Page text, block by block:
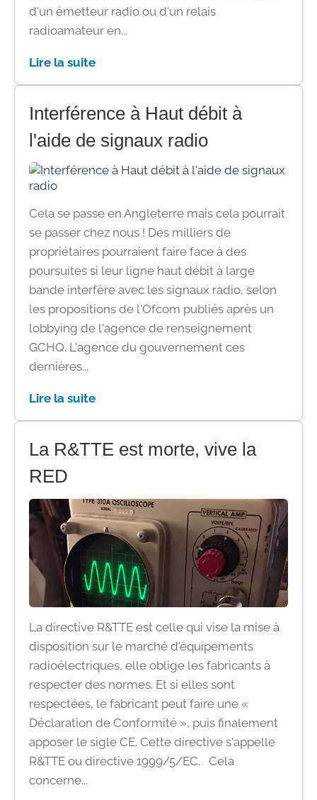
d'un émetteur radio ou d'un relais
radioamateur en...
Lire la suite
Interférence à Haut débit à
l'aide de signaux radio
Cela se passe en Angleterre mais cela pourrait
se passer chez nous ! Des milliers de
propriétaires pourraient faire face à des
poursuites si leur ligne haut débit à large
bande interfère avec les signaux radio, selon
les propositions de l'Ofcom publiés après un
lobbying de l'agence de renseignement
GCHQ. L'agence du gouvernement ces
dernières...
Lire la suite
La R&TTE est morte, vive la
RED
La directive R&TTE est celle qui vise la mise à
disposition sur le marché d'équipements
radioélectriques, elle oblige les fabricants à
respecter des normes. Et si elles sont
respectées, le fabricant peut faire une «
Déclaration de Conformité », puis finalement
apposer le sigle CE. Cette directive s'appelle
R&TTE ou directive 1999/5/EC. Cela
concerne...